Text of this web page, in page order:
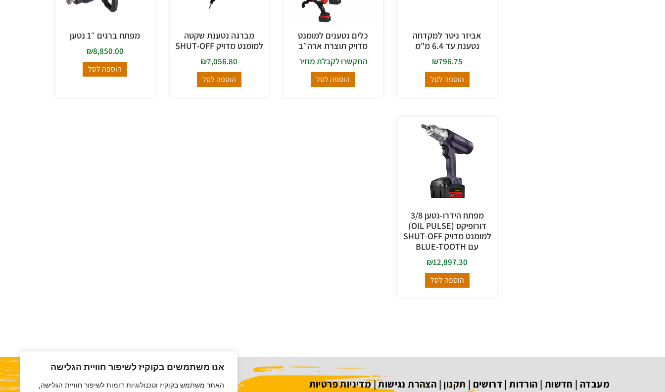
אנו משתמשים בקוקיז לשיפור חוויית הגלישה
האתר משתמש בקוקיז וטכנולוגיות דומות לשיפור חוויית הגלישה,
אביזר ניטר למקדחה
נטענת עד 6.4 מ"מ
₪796.75
הוספה לסל
כלים נטענים למומנט
מדויק תוצרת ארה״ב
התקשרו לקבלת מחיר
הוספה לסל
מברגה נטענת שקטה
למומנט מדויק SHUT-OFF
₪7,056.80
הוספה לסל
מפתח ברגים ״1 נטען
₪8,850.00
הוספה לסל
מפתח הידרו-נטען 3/8
דורופיקס (OIL PULSE)
למומנט מדויק SHUT-OFF
עם BLUE-TOOTH
₪12,897.30
הוספה לסל
מעבדה | חדשות | הורדות| דרושים | תקנון | הצהרת נגישות|מדיניות פרטיות